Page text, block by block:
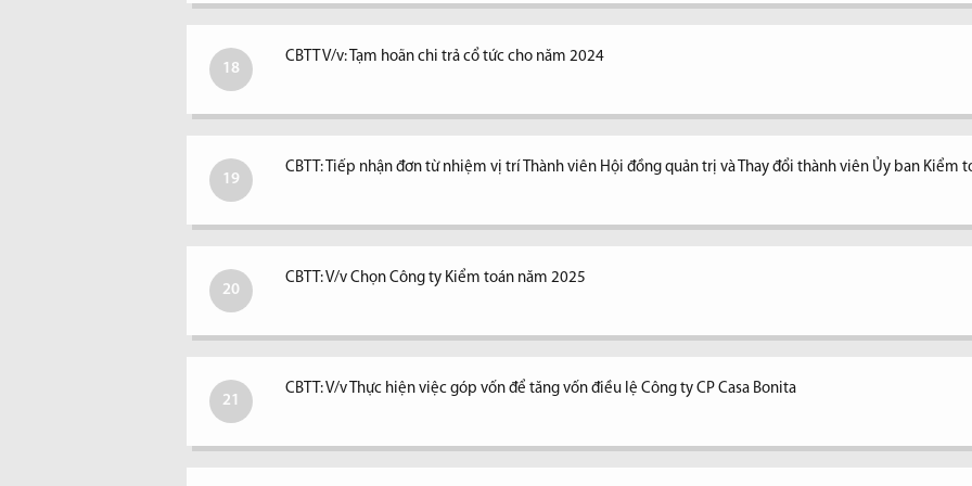
18
CBTT V/v: Tạm hoãn chi trả cổ tức cho năm 2024
19
CBTT: Tiếp nhận đơn từ nhiệm vị trí Thành viên Hội đồng quản trị và Thay đổi thành viên Ủy ban Kiểm
20
CBTT: V/v Chọn Công ty Kiểm toán năm 2025
21
CBTT: V/v Thực hiện việc góp vốn để tăng vốn điều lệ Công ty CP Casa Bonita